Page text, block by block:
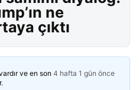
ne
çıktı
ve en son 4 hafta 1 gün önce